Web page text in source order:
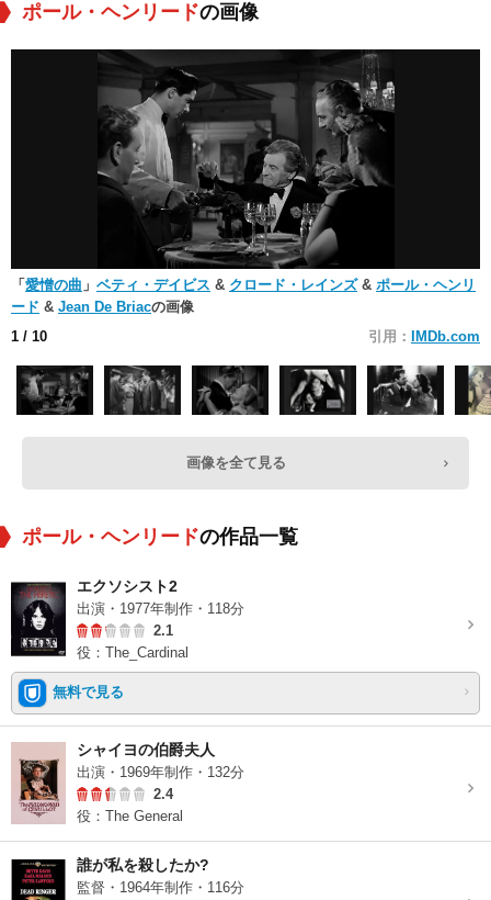
ポール・ヘンリードの画像
「 愛憎の曲 」 ベティ・デイビス & クロード・レインズ& ポール・ヘンリ
ード & Jean De Briacの画像
1 / 10 引用： IMDb.com
画像を全て見る
ポール・ヘンリードの作品一覧
エクソシスト2
出演・1977年制作・118分
2.1
役：The_Cardinal
無料で見る
シャイヨの伯爵夫人
出演・1969年制作・132分
2.4
役：The General
誰が私を殺したか?
監督・1964年制作・116分